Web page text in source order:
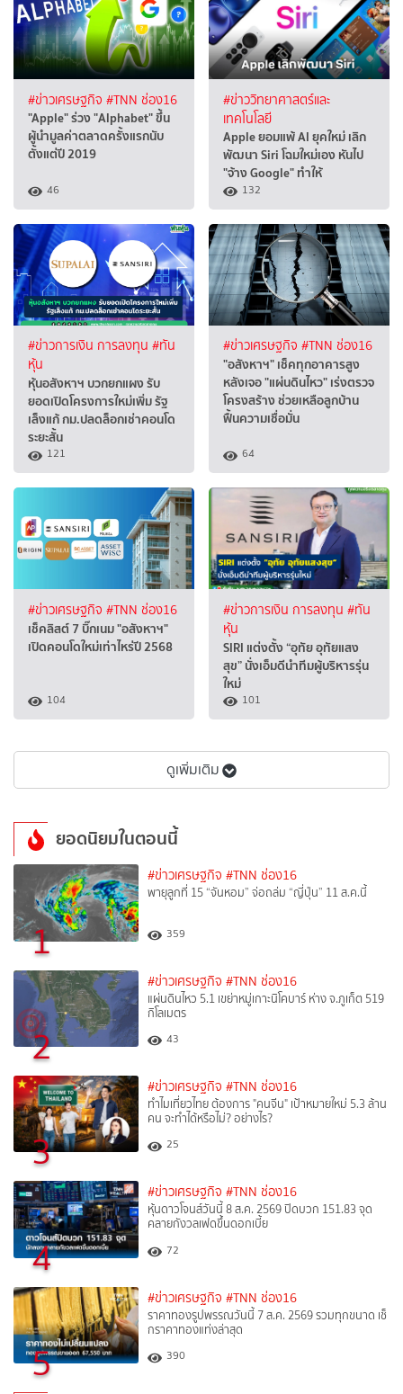
#ข่าวเศรษฐกิจ #TNN ช่อง16
"Apple" ร่วง "Alphabet" ขึ้น
ผู้นำมูลค่าตลาดครั้งแรกนับ
ตั้งแต่ปี 2019
46
#ข่าววิทยาศาสตร์และ
เทคโนโลยี
Apple ยอมแพ้ AI ยุคใหม่ เลิก
พัฒนา Siri โฉมใหม่เอง หันไป
"จ้าง Google" ทำให้
132
#ข่าวการเงิน การลงทุน #ทัน
หุ้น
หุ้นอสังหาฯ บวกยกแผง รับ
ยอดเปิดโครงการใหม่เพิ่ม รัฐ
เล็งแก้ กม.ปลดล็อกเช่าคอนโด
ระยะสั้น
121
#ข่าวเศรษฐกิจ #TNN ช่อง16
"อสังหาฯ" เช็คทุกอาคารสูง
หลังเจอ "แผ่นดินไหว" เร่งตรวจ
โครงสร้าง ช่วยเหลือลูกบ้าน
ฟื้นความเชื่อมั่น
64
#ข่าวเศรษฐกิจ #TNN ช่อง16
เช็คลิสต์ 7 บิ๊กเนม "อสังหาฯ"
เปิดคอนโดใหม่เท่าไหร่ปี 2568
104
#ข่าวการเงิน การลงทุน #ทัน
หุ้น
SIRI แต่งตั้ง “อุทัย อุทัยแสง
สุข” นั่งเอ็มดีนำทีมผู้บริหารรุ่น
ใหม่
101
ดูเพิ่มเติม
ยอดนิยมในตอนนี้
1
#ข่าวเศรษฐกิจ #TNN ช่อง16
พายุลูกที่ 15 “จันหอม” จ่อถล่ม “ญี่ปุ่น” 11 ส.ค.นี้
359
2
#ข่าวเศรษฐกิจ #TNN ช่อง16
แผ่นดินไหว 5.1 เขย่าหมู่เกาะนิโคบาร์ ห่าง จ.ภูเก็ต 519
กิโลเมตร
43
3
#ข่าวเศรษฐกิจ #TNN ช่อง16
ทำไมเที่ยวไทย ต้องการ "คนจีน" เป้าหมายใหม่ 5.3 ล้าน
คน จะทำได้หรือไม่? อย่างไร?
25
4
#ข่าวเศรษฐกิจ #TNN ช่อง16
หุ้นดาวโจนส์วันนี้ 8 ส.ค. 2569 ปิดบวก 151.83 จุด
คลายกังวลเฟดขึ้นดอกเบี้ย
72
5
#ข่าวเศรษฐกิจ #TNN ช่อง16
ราคาทองรูปพรรณวันนี้ 7 ส.ค. 2569 รวมทุกขนาด เช็
กราคาทองแท่งล่าสุด
390